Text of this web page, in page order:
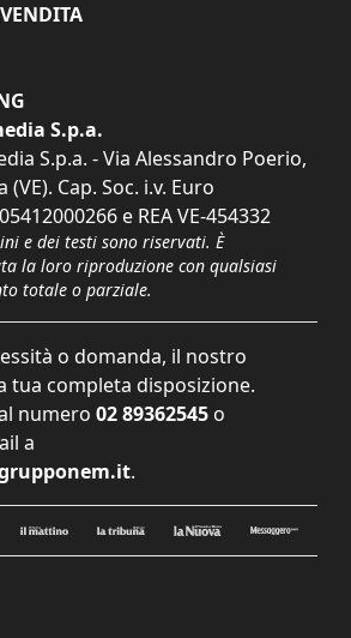
S.p.a.
S.p.a. - Via Alessandro Poerio,
(VE). Cap. Soc. i.v. Euro
e REA VE-454332
e dei testi sono riservati. È
la loro riproduzione con qualsiasi
totale o parziale.
o domanda, il nostro
tua completa disposizione.
numero 02 89362545 o
a
.